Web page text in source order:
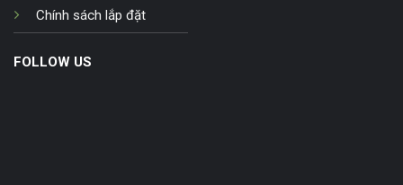
Chính sách lắp đặt
FOLLOW US